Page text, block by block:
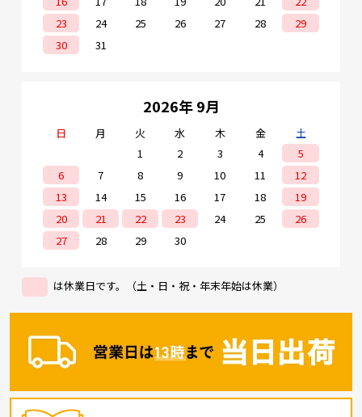
23
24 25 26 27 28
29
30
31
2026年 9月
日 月 火 水 木 金
土
1
2 3 4
5
6
7 8 9 10 11
12
13
14 15 16 17 18
19
20
21 22 23 24 25
26
27
28 29 30
は休業日です。（土・日・祝・年末年始は休業）